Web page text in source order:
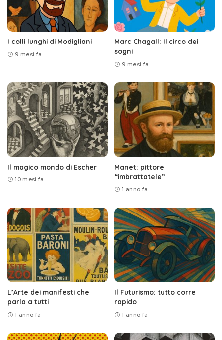
I colli lunghi di Modigliani
9 mesi fa
Marc Chagall: Il circo dei
sogni
9 mesi fa
Il magico mondo di Escher
10 mesi fa
Manet: pittore
“imbrattatele”
1 anno fa
L’Arte dei manifesti che
parla a tutti
1 anno fa
Il Futurismo: tutto corre
rapido
1 anno fa